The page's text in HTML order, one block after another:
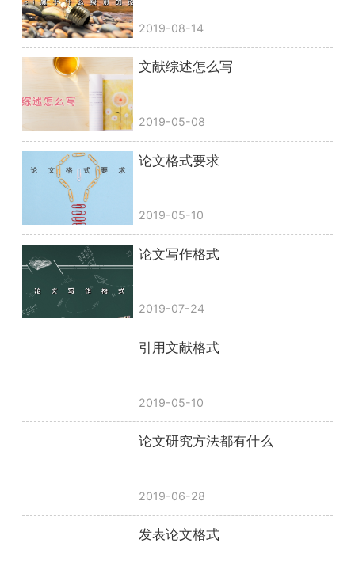
2019-08-14
文献综述怎么写
2019-05-08
论文格式要求
2019-05-10
论文写作格式
2019-07-24
引用文献格式
2019-05-10
论文研究方法都有什么
2019-06-28
发表论文格式